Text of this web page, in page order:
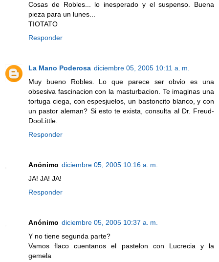
Cosas de Robles... lo inesperado y el suspenso. Buena
pieza para un lunes...
TIOTATO
Responder
La Mano Poderosa diciembre 05, 2005 10:11 a. m.
Muy bueno Robles. Lo que parece ser obvio es una
obsesiva fascinacion con la masturbacion. Te imaginas una
tortuga ciega, con espesjuelos, un bastoncito blanco, y con
un pastor aleman? Si esto te exista, consulta al Dr. Freud-
DooLittle.
Responder
Anónimo diciembre 05, 2005 10:16 a. m.
JA! JA! JA!
Responder
Anónimo diciembre 05, 2005 10:37 a. m.
Y no tiene segunda parte?
Vamos flaco cuentanos el pastelon con Lucrecia y la
gemela